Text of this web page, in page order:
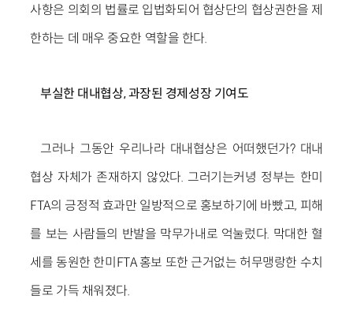
사항은 의회의 법률로 입법화되어 협상단의 협상권한을 제
한하는 데 매우 중요한 역할을 한다.
부실한 대내협상, 과장된 경제성장 기여도
그러나 그동안 우리나라 대내협상은 어떠했던가? 대내
협상 자체가 존재하지 않았다. 그러기는커녕 정부는 한미
FTA의 긍정적 효과만 일방적으로 홍보하기에 바빴고, 피해
를 보는 사람들의 반발을 막무가내로 억눌렀다. 막대한 혈
세를 동원한 한미FTA 홍보 또한 근거없는 허무맹랑한 수치
들로 가득 채워졌다.